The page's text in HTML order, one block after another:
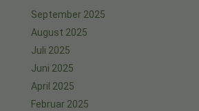
September 2025
August 2025
Juli 2025
Juni 2025
April 2025
Februar 2025